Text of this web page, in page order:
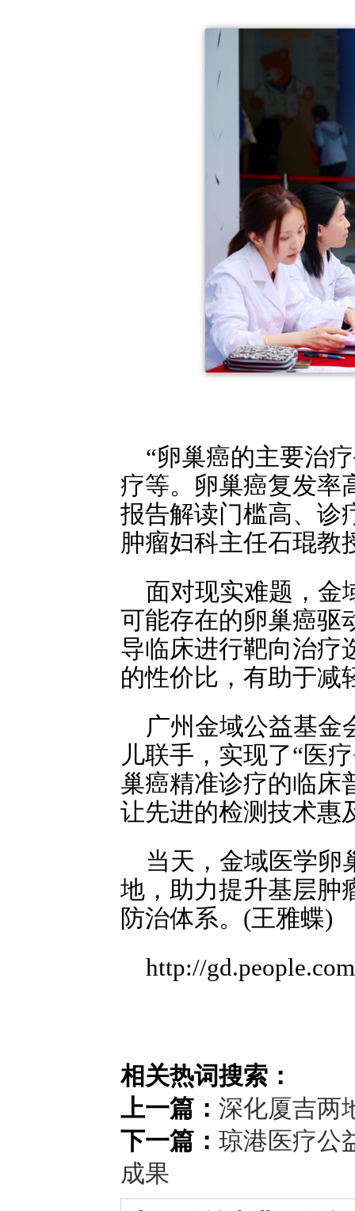
“卵巢癌的主要治
疗等。卵巢癌复发率
报告解读门槛高、诊
肿瘤妇科主任石琨教
面对现实难题，金
可能存在的卵巢癌驱
导临床进行靶向治疗
的性价比，有助于减
广州金域公益基金
儿联手，实现了“医
巢癌精准诊疗的临床
让先进的检测技术惠
当天，金域医学卵
地，助力提升基层肿
防治体系。(王雅蝶)
http://
相关热词搜索：
上一篇： 深化厦吉两
下一篇： 琼港医疗公
成果